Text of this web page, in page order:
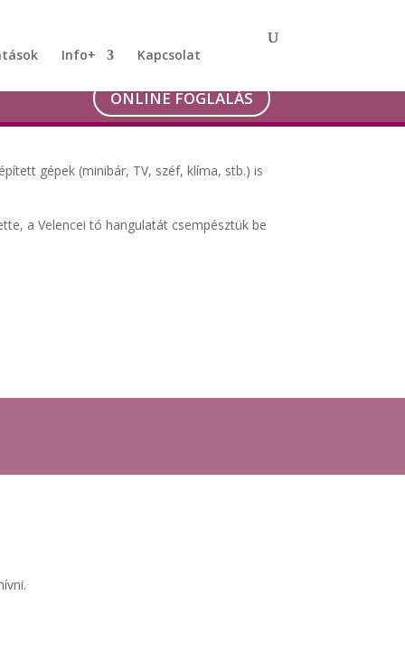
Info+ Kapcsolat
ONLINE FOGLALÁS
gépek (minibár, TV, széf, klíma, stb.) is
a Velencei tó hangulatát csempésztük be